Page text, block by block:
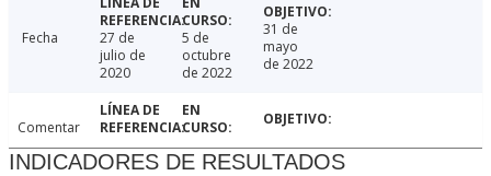
Fecha
27 de
julio de
2020
5 de
octubre
de 2022
31 de
mayo
de 2022
Comentar
INDICADORES DE RESULTADOS